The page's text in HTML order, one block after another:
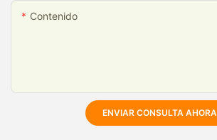
Contenido
ENVIAR CONSULTA AHORA